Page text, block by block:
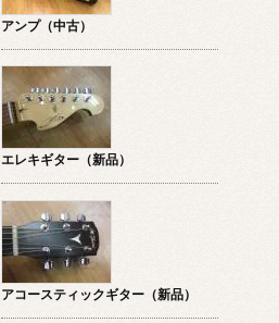
アンプ（中古）
エレキギター（新品）
アコースティックギター（新品）